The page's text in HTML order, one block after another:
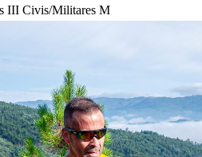
III Civis/Militares M